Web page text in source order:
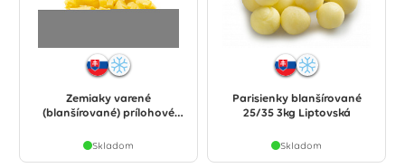
Zemiaky varené
(blanšírované) prílohové
Skladom
Parisienky blanšírované
25/35 3kg Liptovská
Skladom